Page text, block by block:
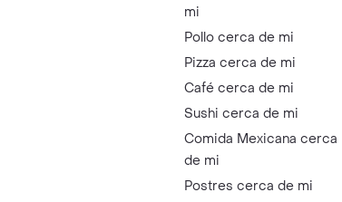
mi
Pollo cerca de mi
Pizza cerca de mi
Café cerca de mi
Sushi cerca de mi
Comida Mexicana cerca
de mi
Postres cerca de mi